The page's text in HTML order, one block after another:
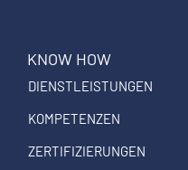
a
g
r
a
m
b
o
o
k
d
i
KNOW HOW
DIENSTLEISTUNGEN
KOMPETENZEN
ZERTIFIZIERUNGEN